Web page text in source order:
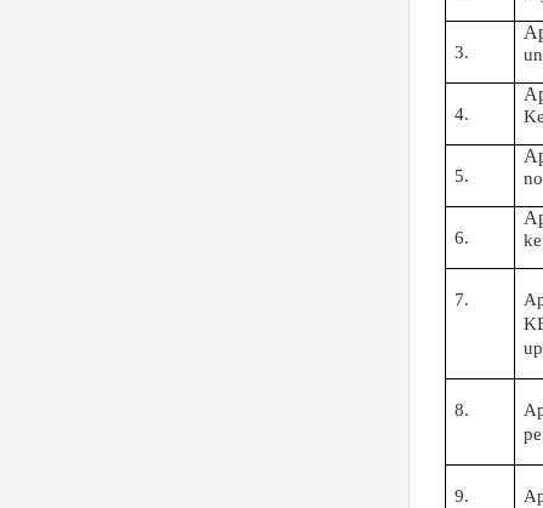
3.
4.
5.
6.
7.
8.
9.